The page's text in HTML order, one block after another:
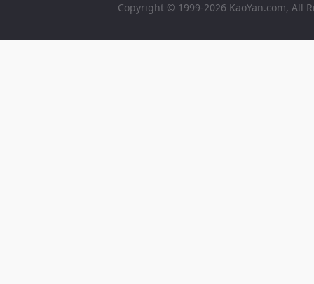
Copyright © 1999-2026 KaoYan.com, All